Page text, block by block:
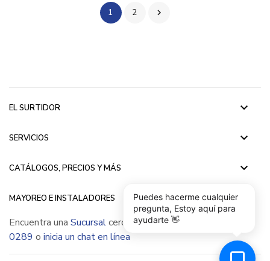
1 2 
EL SURTIDOR keyboard_arrow_down
SERVICIOS keyboard_arrow_down
CATÁLOGOS, PRECIOS Y MÁS keyboard_arrow_down
MAYOREO E INSTALADORES keyboard_arrow_down
Encuentra una Sucursalcerca de ti, llámanos
0289 o inicia un chat en línea
Puedes hacerme cualquier
pregunta, Estoy aquí para
ayudarte 👋